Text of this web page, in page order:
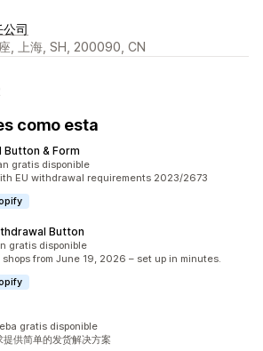
司
, 上海, SH, 200090, CN
como esta
Button & Form
total
gratis disponible
EU withdrawal requirements 2023/2673
Button
total
gratis disponible
shops from June 19, 2026 – set up in minutes.
totalgratis disponible
提供简单的发货解决方案